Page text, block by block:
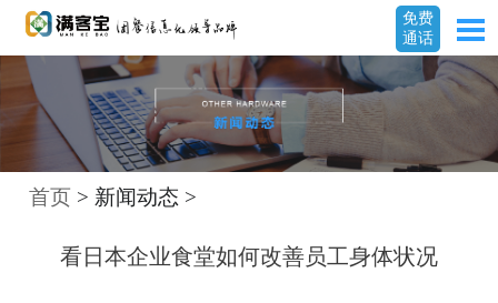
免费
通话
首页 > 新闻动态 >
看日本企业食堂如何改善员工身体状况